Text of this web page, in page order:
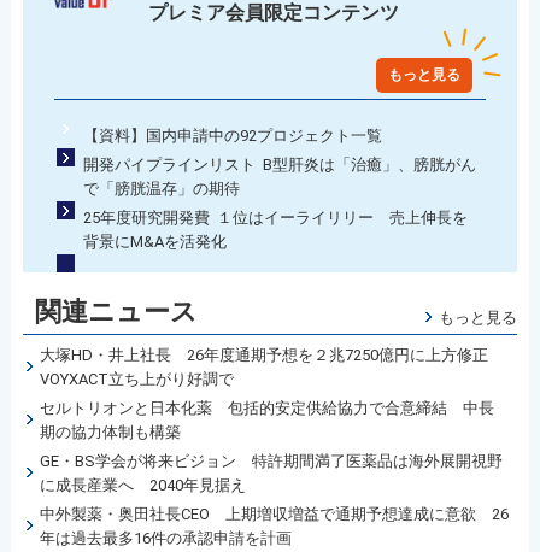
プレミア会員限定コンテンツ
もっと見る
【資料】国内申請中の92プロジェクト一覧
開発パイプラインリスト B型肝炎は「治癒」、膀胱がん
で「膀胱温存」の期待
25年度研究開発費 １位はイーライリリー 売上伸長を
背景にM&Aを活発化
関連ニュース もっと見る
大塚HD・井上社長 26年度通期予想を２兆7250億円に上方修正
VOYXACT立ち上がり好調で
セルトリオンと日本化薬 包括的安定供給協力で合意締結 中長
期の協力体制も構築
GE・BS学会が将来ビジョン 特許期間満了医薬品は海外展開視野
に成長産業へ 2040年見据え
中外製薬・奥田社長CEO 上期増収増益で通期予想達成に意欲 26
年は過去最多16件の承認申請を計画